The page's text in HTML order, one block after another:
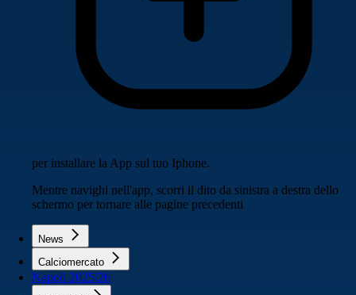
per installare la App sul tuo Iphone.
Mentre navighi nell'app, scorri il dito da sinistra a destra dello
schermo per tornare alle pagine precedenti
News
Calciomercato
Napoli 2025/26